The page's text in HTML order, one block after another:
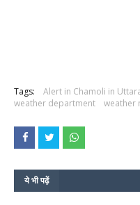
Tags: Alert in Chamoli in
weather department
weather
ये भी पढ़ें